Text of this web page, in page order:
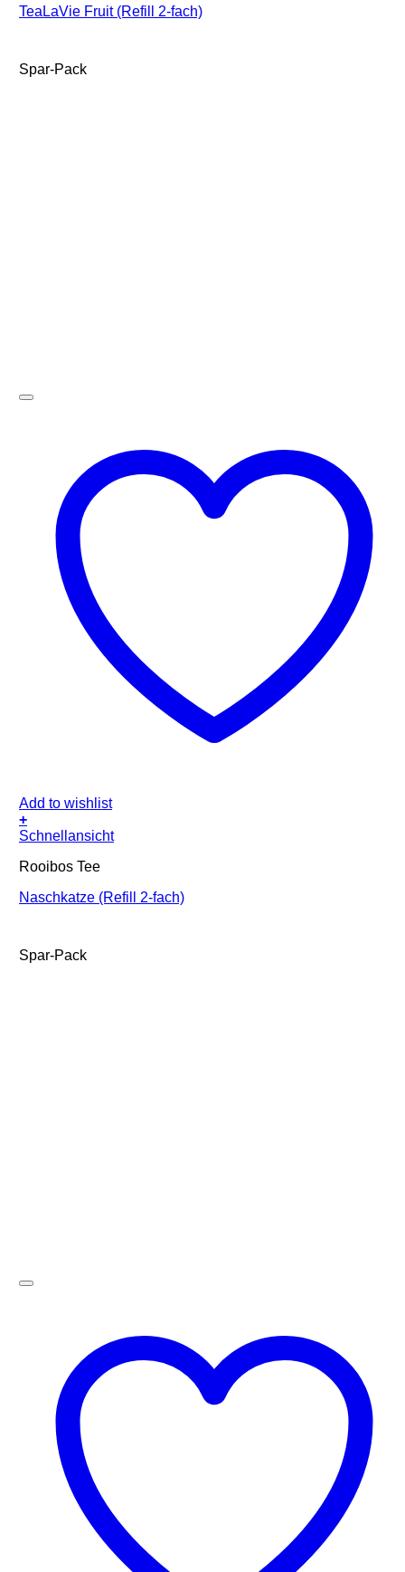
TeaLaVie Fruit (Refill 2-fach)
Spar-Pack
Add to wishlist
+
Schnellansicht
Rooibos Tee
Naschkatze (Refill 2-fach)
Spar-Pack